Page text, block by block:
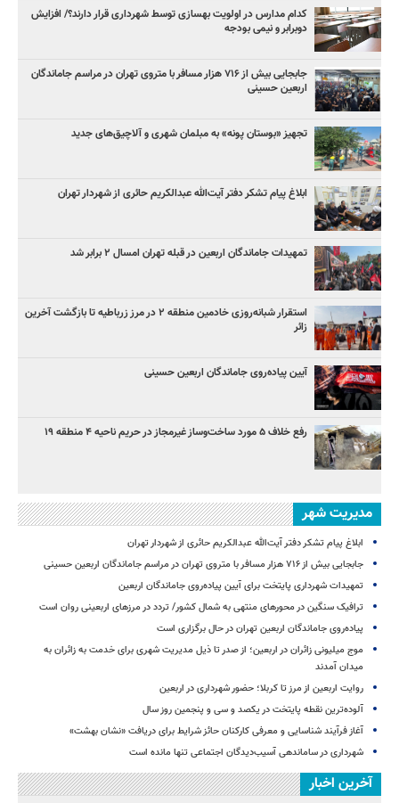
کدام مدارس در اولویت بهسازی توسط شهرداری قرار دارند؟/ افزایش
دوبرابر و نیمی بودجه
جابجایی بیش از ۷۱۶ هزار مسافر با متروی تهران در مراسم جاماندگان
اربعین حسینی
تجهیز «بوستان پونه» به مبلمان شهری و آلاچیق‌های جدید
ابلاغ پیام تشکر دفتر آیت‌الله عبدالکریم حائری از شهردار تهران
تمهیدات جاماندگان اربعین در قبله تهران امسال ۲ برابر شد
استقرار شبانه‌روزی خادمین منطقه ۲ در مرز زرباطیه تا بازگشت آخرین
زائر
آیین پیاده‌روی جاماندگان اربعین حسینی
رفع خلاف ۵ مورد ساخت‌وساز غیرمجاز در حریم ناحیه ۴ منطقه ۱۹
مدیریت شهر
ابلاغ پیام تشکر دفتر آیت‌الله عبدالکریم حائری از شهردار تهران
جابجایی بیش از ۷۱۶ هزار مسافر با متروی تهران در مراسم جاماندگان اربعین حسینی
تمهیدات شهرداری پایتخت برای آیین پیاده‌روی جاماندگان اربعین
ترافیک سنگین در محورهای منتهی به شمال کشور/ تردد در مرزهای اربعینی روان است
پیاده‌روی جاماندگان اربعین تهران در حال برگزاری است
موج میلیونی زائران در اربعین؛ از صدر تا ذیل مدیریت شهری برای خدمت به زائران به
میدان آمدند
روایت اربعین از مرز تا کربلا؛ حضور شهرداری در اربعین
آلوده‌ترین نقطه پایتخت در یکصد و سی‌ و پنجمین روز سال
آغاز فرآیند شناسایی و معرفی کارکنان حائز شرایط برای دریافت «نشان بهشت»
شهرداری در ساماندهی آسیب‌دیدگان اجتماعی تنها مانده است
آخرین اخبار